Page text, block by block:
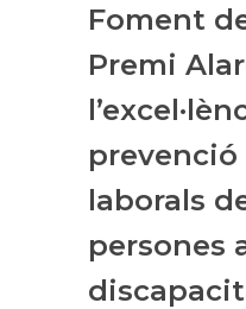
Foment
Premi
prevenció
laborals
persones